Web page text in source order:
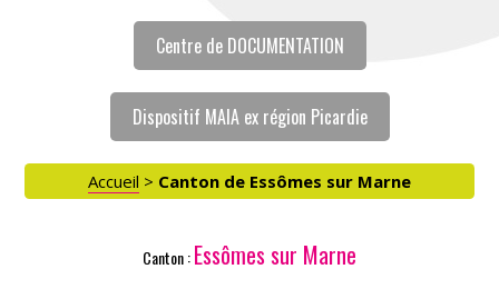
Centre de DOCUMENTATION
Dispositif MAIA ex région Picardie
Accueil > Canton de Essômes sur Marne
Canton :Essômes sur Marne